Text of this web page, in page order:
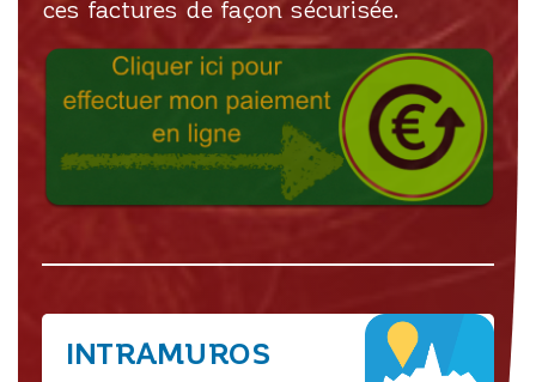
ces factures de façon sécurisée.
INTRAMUROS